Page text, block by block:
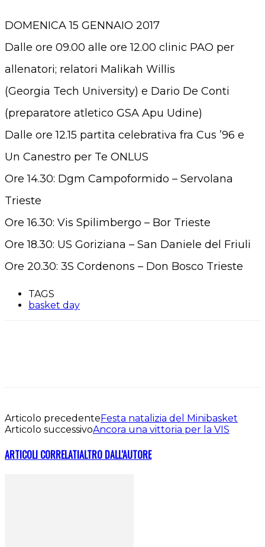
DOMENICA 15 GENNAIO 2017
Dalle ore 09.00 alle ore 12.00 clinic PAO per
allenatori; relatori Malikah Willis
(Georgia Tech University) e Dario De Conti
(preparatore atletico GSA Apu Udine)
Dalle ore 12.15 partita celebrativa fra Cus ’96 e
Un Canestro per Te ONLUS
Ore 14.30: Dgm Campoformido – Servolana
Trieste
Ore 16.30: Vis Spilimbergo – Bor Trieste
Ore 18.30: US Goriziana – San Daniele del Friuli
Ore 20.30: 3S Cordenons – Don Bosco Trieste
TAGS
basket day
Articolo precedenteFesta natalizia del Minibasket
Articolo successivoAncora una vittoria per la VIS
ARTICOLI CORRELATIALTRO DALL'AUTORE